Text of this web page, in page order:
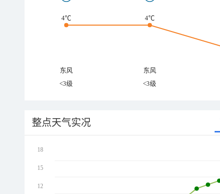
4℃ 4℃
东风
东风
<3级
<3级
整点天气实况
18
15
12